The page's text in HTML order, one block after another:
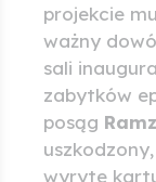
projekcie
ważny
sali
zabytków
posąg
wyryte